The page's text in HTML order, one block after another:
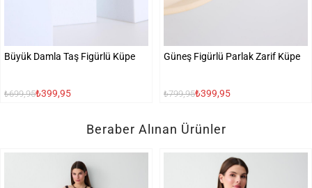
Büyük Damla Taş Figürlü Küpe
₺699,95₺399,95
Güneş Figürlü Parlak Zarif Küpe
₺799,95₺399,95
Beraber Alınan Ürünler